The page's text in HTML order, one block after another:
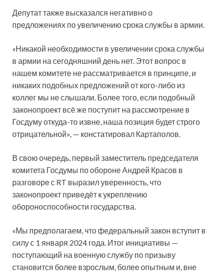
Депутат также высказался негативно о
предложениях по увеличению срока службы в армии.
«Никакой необходимости в увеличении срока службы
в армии на сегодняшний день нет. Этот вопрос в
нашем комитете не рассматривается в принципе, и
никаких подобных предложений от кого-либо из
коллег мы не слышали. Более того, если подобный
законопроект всё же поступит на рассмотрение в
Госдуму откуда-то извне, наша позиция будет строго
отрицательной», — констатировал Картаполов.
В свою очередь, первый заместитель председателя
комитета Госдумы по обороне Андрей Красов в
разговоре с RT выразил уверенность, что
законопроект приведёт к укреплению
обороноспособности государства.
«Мы предполагаем, что федеральный закон вступит в
силу с 1 января 2024 года. Итог инициативы —
поступающий на военную службу по призыву
становится более взрослым, более опытным и, вне